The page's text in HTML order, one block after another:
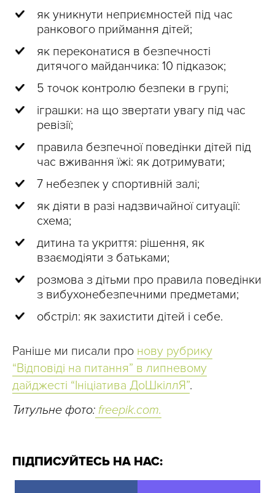
як уникнути неприємностей під час
ранкового приймання дітей;
як переконатися в безпечності
дитячого майданчика: 10 підказок;
5 точок контролю безпеки в групі;
іграшки: на що звертати увагу під час
ревізії;
правила безпечної поведінки дітей під
час вживання їжі: як дотримувати;
7 небезпек у спортивній залі;
як діяти в разі надзвичайної ситуації:
схема;
дитина та укриття: рішення, як
взаємодіяти з батьками;
розмова з дітьми про правила поведінки
з вибухонебезпечними предметами;
обстріл: як захистити дітей і себе.
Раніше ми писали про нову рубрику
“Відповіді на питання” в липневому
дайджесті “Ініціатива ДоШкіллЯ”.
Титульне фото: freepik.com.
ПІДПИСУЙТЕСЬ НА НАС: